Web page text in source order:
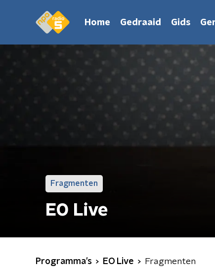
Home Gedraaid Gids
Fragmenten
EO Live
Programma's EO Live Fragmenten